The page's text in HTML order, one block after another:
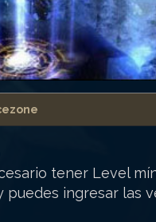
tener Level
ingresar las